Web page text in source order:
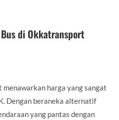
di Okkatransport
harga yang sangat
Dengan beraneka alternatif
yang pantas dengan